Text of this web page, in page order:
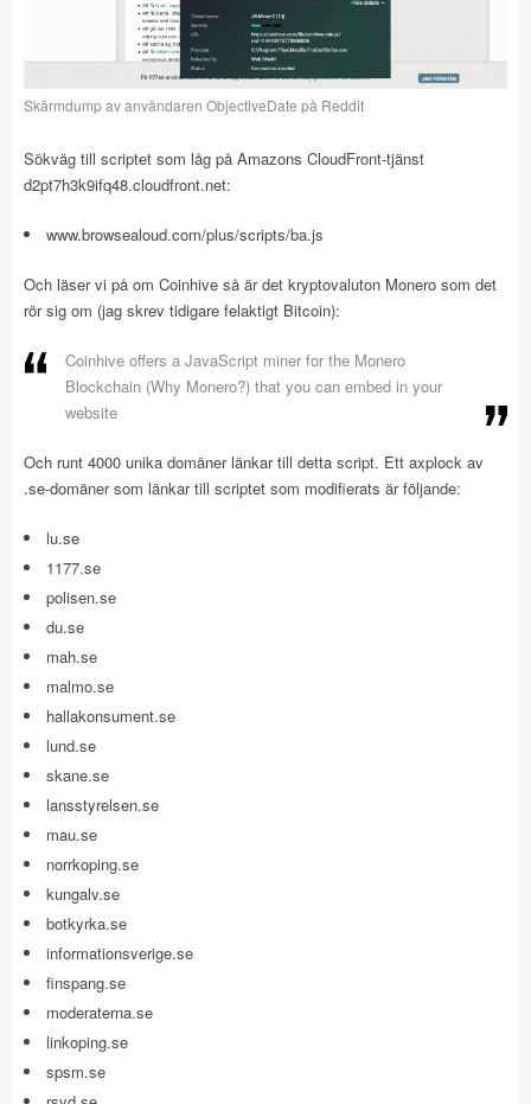
Skärmdump av användaren ObjectiveDate på Reddit
Sökväg till scriptet som låg på Amazons CloudFront-tjänst
d2pt7h3k9ifq48.cloudfront.net:
www.browsealoud.com/plus/scripts/ba.js
Och läser vi på om Coinhive så är det kryptovaluton Monero som det
rör sig om (jag skrev tidigare felaktigt Bitcoin):
Coinhive offers a JavaScript miner for the Monero
Blockchain (Why Monero?) that you can embed in your
website
Och runt 4000 unika domäner länkar till detta script. Ett axplock av
.se-domäner som länkar till scriptet som modifierats är följande:
lu.se
1177.se
polisen.se
du.se
mah.se
malmo.se
hallakonsument.se
lund.se
skane.se
lansstyrelsen.se
mau.se
norrkoping.se
kungalv.se
botkyrka.se
informationsverige.se
finspang.se
moderaterna.se
linkoping.se
spsm.se